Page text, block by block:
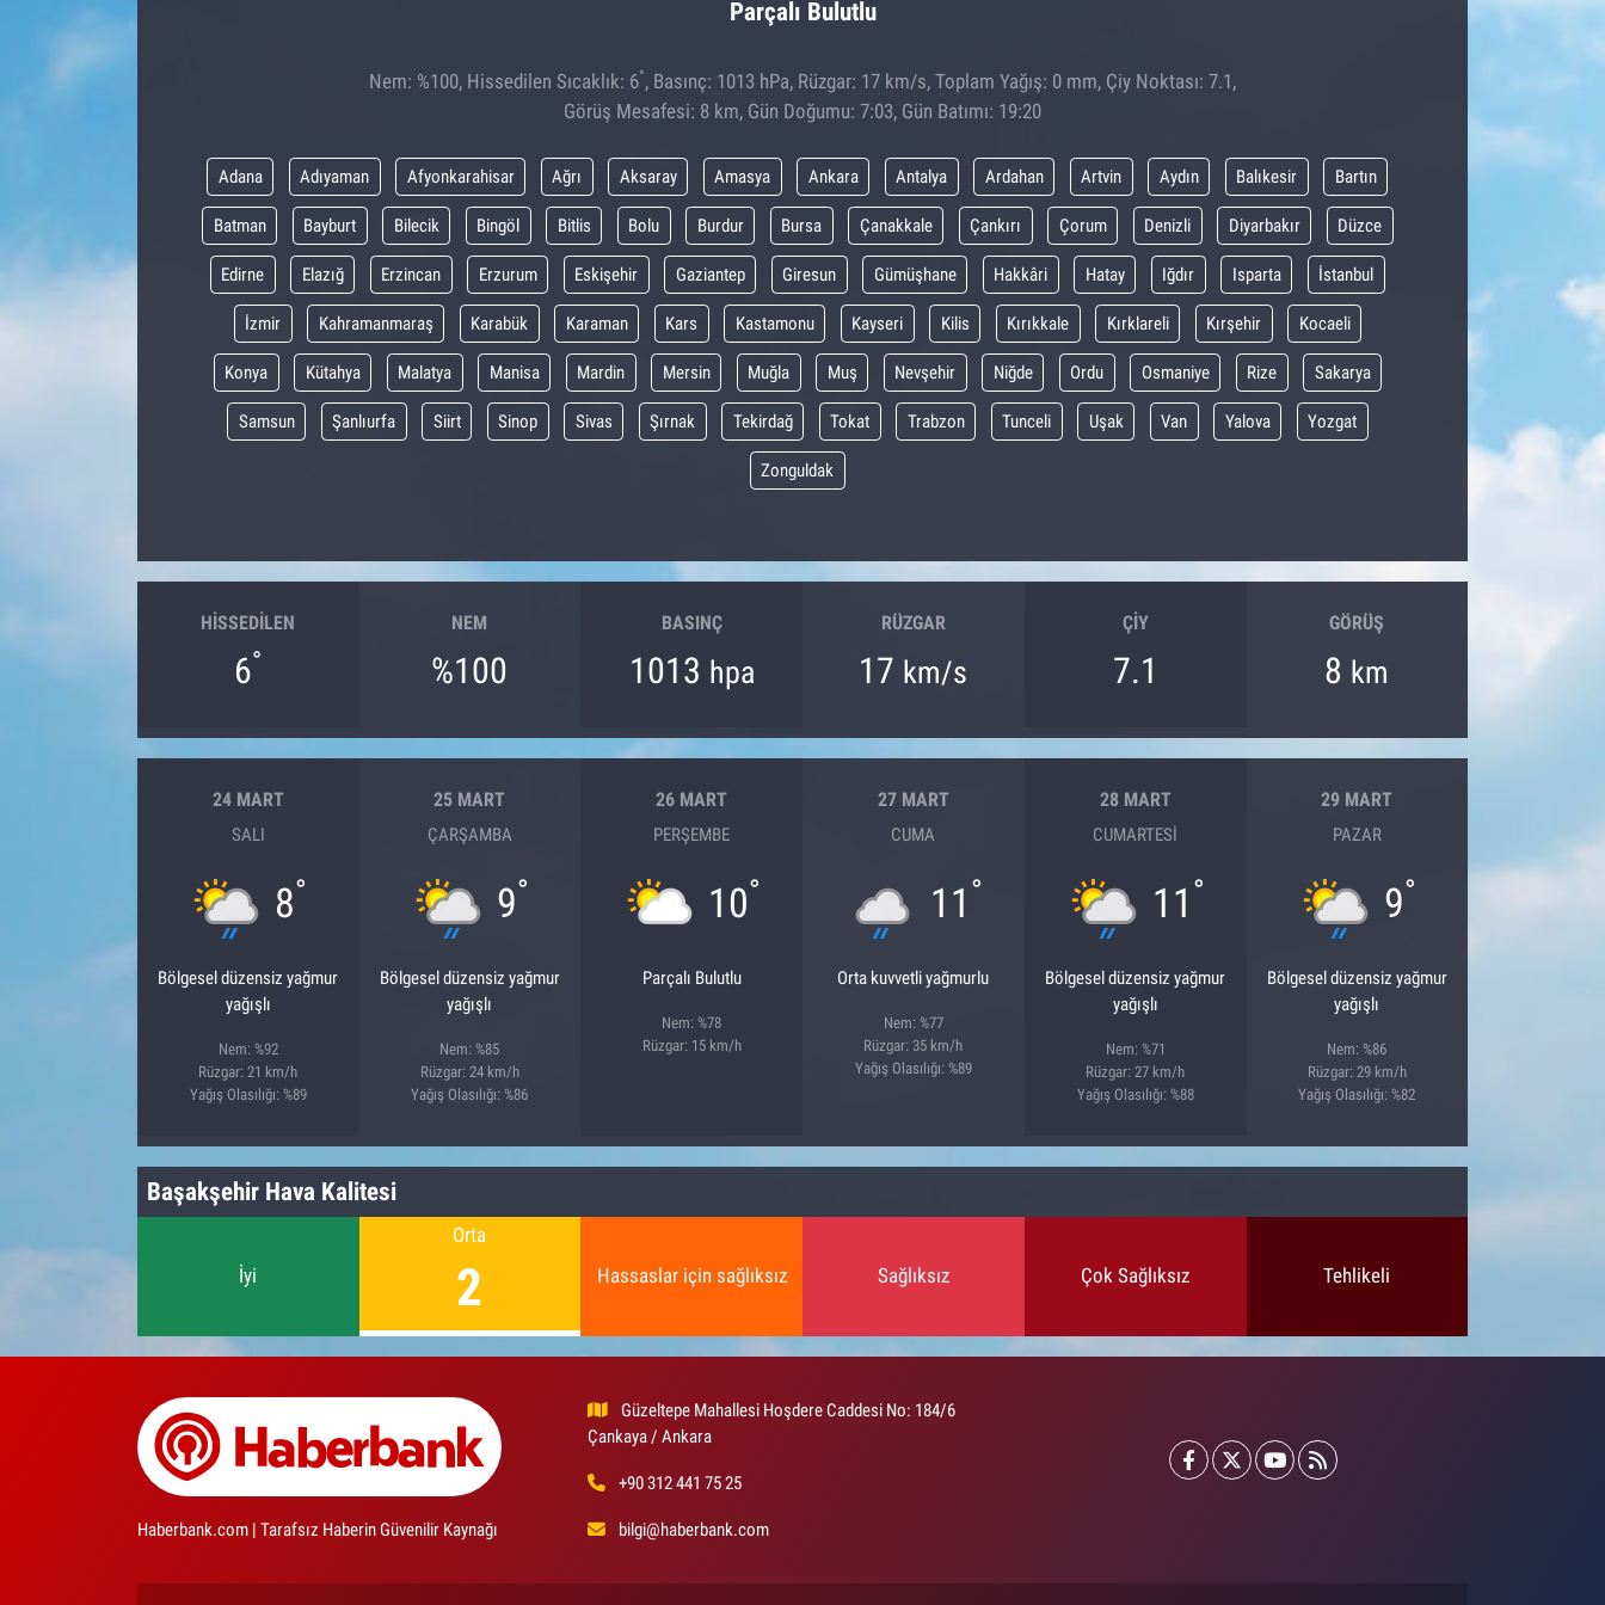
Parçalı Bulutlu
Nem: %100, Hissedilen Sıcaklık: 6°, Basınç: 1013 hPa, Rüzgar: 17 km/s, Toplam Yağış: 0 mm, Çiy Noktası: 7.1,
Görüş Mesafesi: 8 km, Gün Doğumu: 7:03, Gün Batımı: 19:20
Adana Adıyaman Afyonkarahisar Ağrı Aksaray Amasya Ankara Antalya Ardahan Artvin Aydın Balıkesir Bartın
Batman Bayburt Bilecik Bingöl Bitlis Bolu Burdur Bursa Çanakkale Çankırı Çorum Denizli Diyarbakır Düzce
Edirne Elazığ Erzincan Erzurum Eskişehir Gaziantep Giresun Gümüşhane Hakkâri Hatay Iğdır Isparta İstanbul
İzmir Kahramanmaraş Karabük Karaman Kars Kastamonu Kayseri Kilis Kırıkkale Kırklareli Kırşehir Kocaeli
Konya Kütahya Malatya Manisa Mardin Mersin Muğla Muş Nevşehir Niğde Ordu Osmaniye Rize Sakarya
Samsun Şanlıurfa Siirt Sinop Sivas Şırnak Tekirdağ Tokat Trabzon Tunceli Uşak Van Yalova Yozgat
Zonguldak
HISSEDILEN
6°
NEM
%100
BASINÇ
1013 hpa
RÜZGAR
17 km/s
ÇIY
7.1
GÖRÜŞ
8 km
24 MART
SALI
8°
Bölgesel düzensiz yağmur
yağışlı
Nem: %92
Rüzgar: 21 km/h
Yağış Olasılığı: %89
25 MART
ÇARŞAMBA
9°
Bölgesel düzensiz yağmur
yağışlı
Nem: %85
Rüzgar: 24 km/h
Yağış Olasılığı: %86
26 MART
PERŞEMBE
10°
Parçalı Bulutlu
Nem: %78
Rüzgar: 15 km/h
27 MART
CUMA
11 °
Orta kuvvetli yağmurlu
Nem: %77
Rüzgar: 35 km/h
Yağış Olasılığı: %89
28 MART
CUMARTESI
11 °
Bölgesel düzensiz yağmur
yağışlı
Nem: %71
Rüzgar: 27 km/h
Yağış Olasılığı: %88
29 MART
PAZAR
9°
Bölgesel düzensiz yağmur
yağışlı
Nem: %86
Rüzgar: 29 km/h
Yağış Olasılığı: %82
Başakşehir Hava Kalitesi
İyi
Orta
2 Hassaslar için sağlıksız Sağlıksız Çok Sağlıksız Tehlikeli
Haberbank.com | Tarafsız Haberin Güvenilir Kaynağı
Güzeltepe Mahallesi Hoşdere Caddesi No: 184/6
Çankaya / Ankara
+90 312 441 75 25
bilgi@haberbank.com